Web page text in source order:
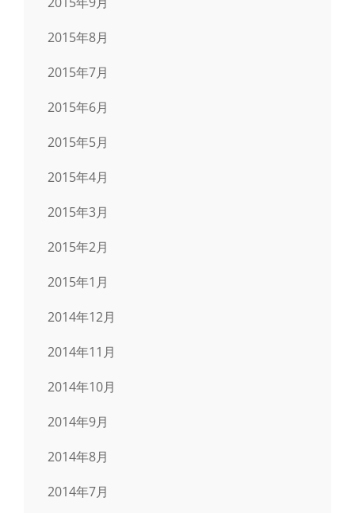
2015年8月
2015年7月
2015年6月
2015年5月
2015年4月
2015年3月
2015年2月
2015年1月
2014年12月
2014年11月
2014年10月
2014年9月
2014年8月
2014年7月